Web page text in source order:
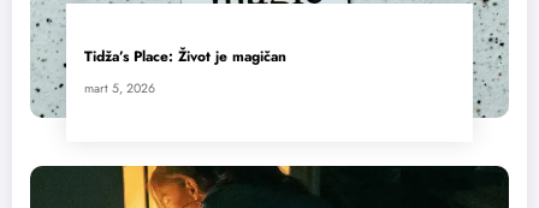
Tidža’s Place: Život je magičan
mart 5, 2026